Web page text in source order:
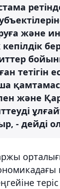
және
кепілдік
тетігін
және
- дейді
теріс